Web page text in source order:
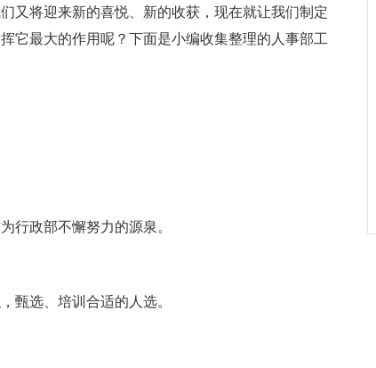
又将迎来新的喜悦、新的收获，现在就让我们制定
它最大的作用呢？下面是小编收集整理的人事部工
政部不懈努力的源泉。
选、培训合适的人选。